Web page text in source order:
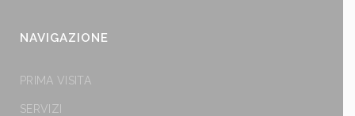
NAVIGAZIONE
PRIMA VISITA
SERVIZI